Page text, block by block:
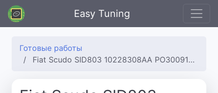
Easy Tuning
Готовые работы
Fiat Scudo SID803 10228308AA PO30091000000